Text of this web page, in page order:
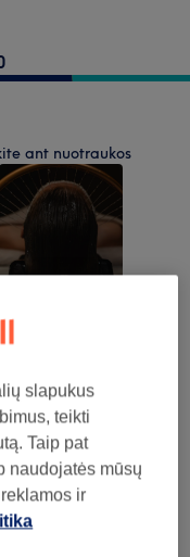
ant nuotraukos
slapukus
teikti
Taip pat
naudojatės mūsų
ir